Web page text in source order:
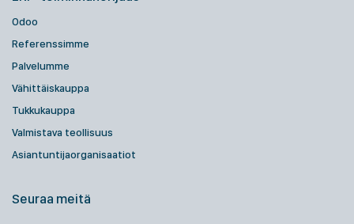
Odoo
Referenssimme
Palvelumme
Vähittäiskauppa
Tukkukauppa
Valmistava teollisuus
Asiantuntijaorganisaatiot
Seuraa meitä